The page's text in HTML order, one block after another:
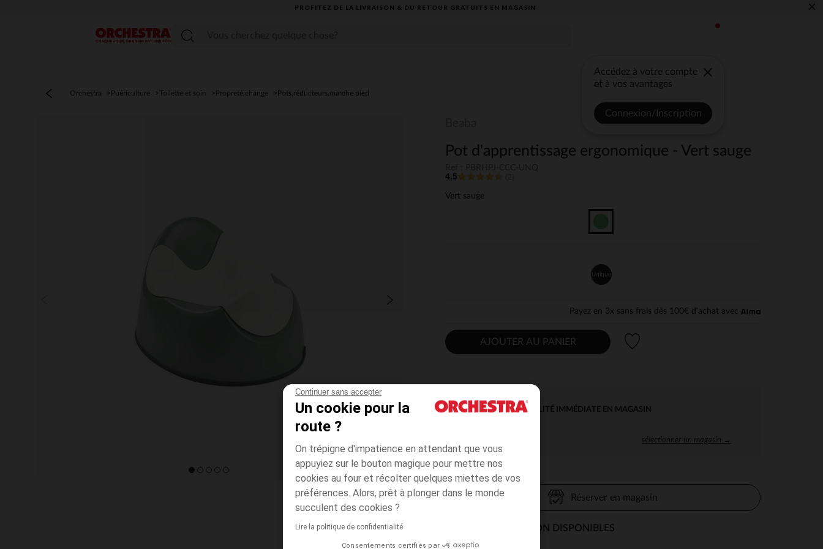
Continuer sans accepter
Un cookie pour la
route ?
On trépigne d'impatience en attendant que vous
appuyiez sur le bouton magique pour mettre nos
cookies au four et récolter quelques miettes de vos
préférences. Alors, prêt à plonger dans le monde
succulent des cookies ?
Lire la politique de confidentialité
Consentements certifiés par
PROFITEZ DE LA LIVRAISON & DU RETOUR GRATUITS EN MAGASIN​ ×
Menu
Accédez à votre compte
et à vos avantages
Connexion/Inscription
Orchestra Puériculture Toilette et soin Propreté,change Pots,réducteurs,marche pied
Pot d'apprentissage ergonomique - Vert sauge
4.5
Vert sauge
Unique
Payez en 3x sans frais dès 100€ d'achat avec
AJOUTER AU PANIER
DISPONIBILITÉ IMMÉDIATE EN MAGASIN
sélectionner un magasin →
Réserver en magasin
MODES DE LIVRAISON DISPONIBLES